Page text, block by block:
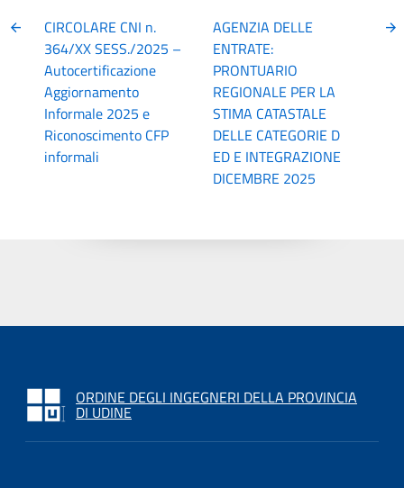
CIRCOLARE CNI n.
364/XX SESS./2025 –
Autocertificazione
Aggiornamento
Informale 2025 e
Riconoscimento CFP
informali
AGENZIA DELLE
ENTRATE:
PRONTUARIO
REGIONALE PER LA
STIMA CATASTALE
DELLE CATEGORIE D
ED E INTEGRAZIONE
DICEMBRE 2025
ORDINE DEGLI INGEGNERI DELLA PROVINCIA
DI UDINE